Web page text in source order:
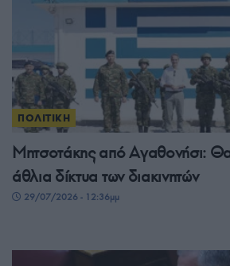
ΠΟΛΙΤΙΚΗ
Μητσοτάκης από Αγαθονήσι:
άθλια δίκτυα των διακινητών
29/07/2026 - 12:36μμ